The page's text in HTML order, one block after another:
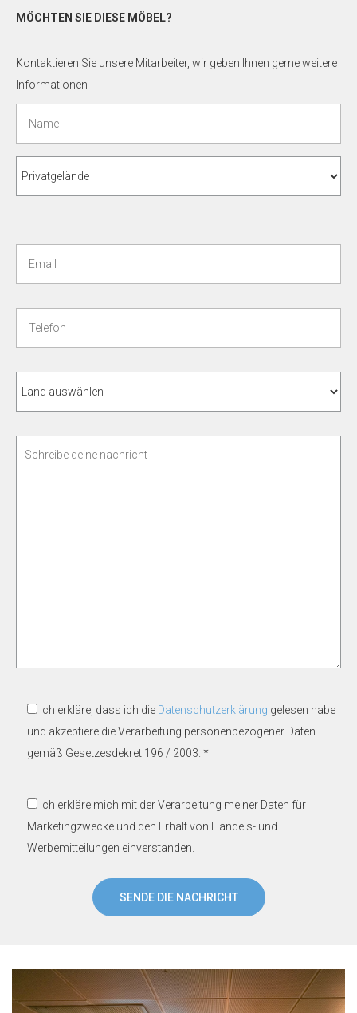
MÖCHTEN SIE DIESE MÖBEL?
Kontaktieren Sie unsere Mitarbeiter, wir geben Ihnen gerne weitere
Informationen
Ich erkläre, dass ich die Datenschutzerklärung gelesen habe
und akzeptiere die Verarbeitung personenbezogener Daten
gemäß Gesetzesdekret 196 / 2003. *
Ich erkläre mich mit der Verarbeitung meiner Daten für
Marketingzwecke und den Erhalt von Handels- und
Werbemitteilungen einverstanden.